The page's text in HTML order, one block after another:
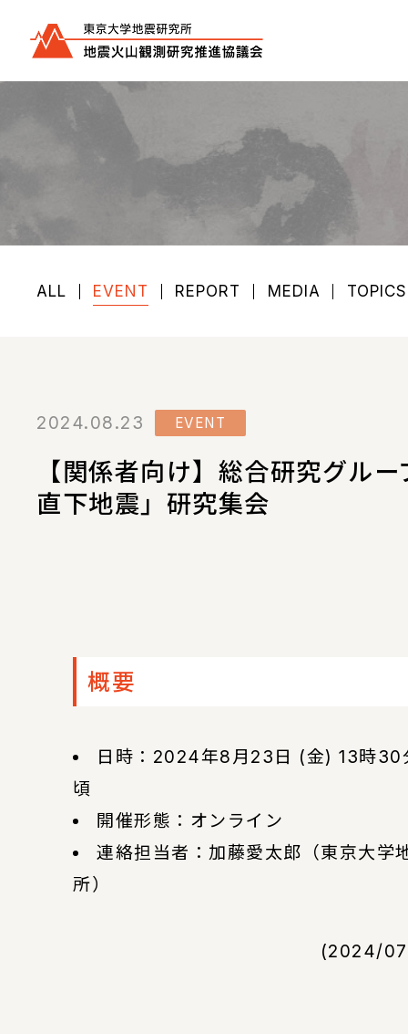
ALL EVENT REPORT MEDIA TOPICS
2024.08.23 EVENT
【関係者向け】総合研究グル
直下地震」研究集会
概要
日時：2024年8月23日 (金) 13時30
頃
開催形態：オンライン
連絡担当者：加藤愛太郎（東京大学
所）
(2024/